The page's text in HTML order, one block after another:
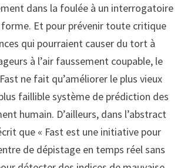
dans la foulée à un interrogatoire
Et pour prévenir toute critique
qui pourraient causer du tort à
à l’air faussement coupable, le
ne fait qu’améliorer le plus vieux
faillible système de prédiction des
humain. D’ailleurs, dans l’abstract
que « Fast est une initiative pour
de dépistage en temps réel sans